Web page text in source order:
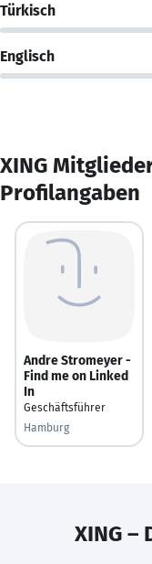
Türkisch
Englisch
XING
Profilangaben
Andre Stromeyer -
Find me on Linked
In
Geschäftsführer
Hamburg
XING –